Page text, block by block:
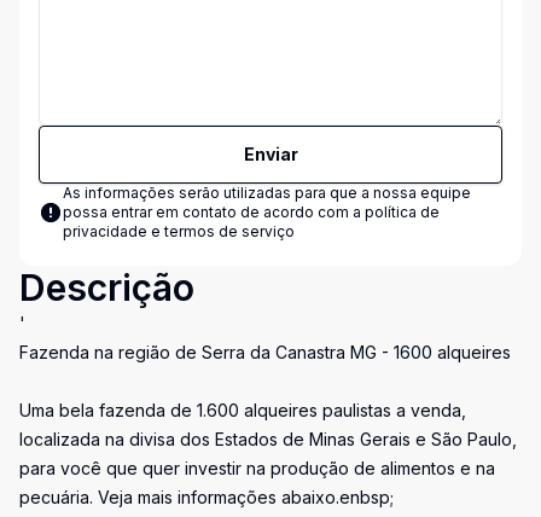
Enviar
As informações serão utilizadas para que a nossa equipe
possa entrar em contato de acordo com a política de
privacidade e termos de serviço
Descrição
'
Fazenda na região de Serra da Canastra MG - 1600 alqueires
Uma bela fazenda de 1.600 alqueires paulistas a venda,
localizada na divisa dos Estados de Minas Gerais e São Paulo,
para você que quer investir na produção de alimentos e na
pecuária. Veja mais informações abaixo.enbsp;